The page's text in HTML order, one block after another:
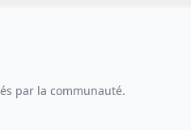
par la communauté.